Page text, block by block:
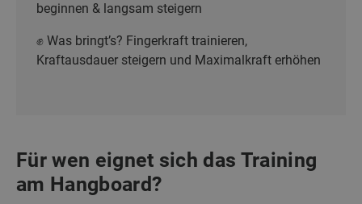
beginnen & langsam steigern
✊ Was bringt’s? Fingerkraft trainieren,
Kraftausdauer steigern und Maximalkraft erhöhen
Für wen eignet sich das Training
am Hangboard?